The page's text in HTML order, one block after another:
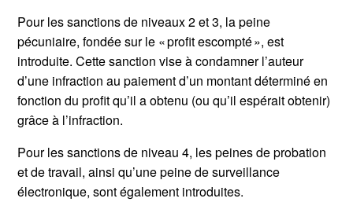
Pour les sanctions de niveaux 2 et 3, la peine
pécuniaire, fondée sur le « profit escompté », est
introduite. Cette sanction vise à condamner l’auteur
d’une infraction au paiement d’un montant déterminé en
fonction du profit qu’il a obtenu (ou qu’il espérait obtenir)
grâce à l’infraction.
Pour les sanctions de niveau 4, les peines de probation
et de travail, ainsi qu’une peine de surveillance
électronique, sont également introduites.